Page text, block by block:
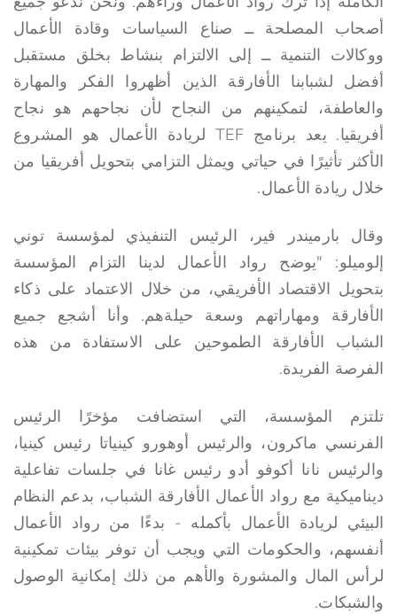
أصحاب المصلحة ــ صناع السياسات وقادة الأعمال
ووكالات التنمية ــ إلى الالتزام بنشاط بخلق مستقبل
أفضل لشبابنا الأفارقة الذين أظهروا الفكر والمهارة
والعاطفة، لتمكينهم من النجاح لأن نجاحهم هو نجاح
أفريقيا. يعد برنامج TEF لريادة الأعمال هو المشروع
الأكثر تأثيرًا في حياتي ويمثل التزامي بتحويل أفريقيا من
خلال ريادة الأعمال.
وقال بارميندر فير، الرئيس التنفيذي لمؤسسة توني
إلوميلو: "يوضح رواد الأعمال لدينا التزام المؤسسة
بتحويل الاقتصاد الأفريقي، من خلال الاعتماد على ذكاء
الأفارقة ومهاراتهم وسعة حيلةهم. وأنا أشجع جميع
الشباب الأفارقة الطموحين على الاستفادة من هذه
الفرصة الفريدة.
تلتزم المؤسسة، التي استضافت مؤخرًا الرئيس
الفرنسي ماكرون، والرئيس أوهورو كينياتا رئيس كينيا،
والرئيس نانا أكوفو أدو رئيس غانا في جلسات تفاعلية
ديناميكية مع رواد الأعمال الأفارقة الشباب، بدعم النظام
البيئي لريادة الأعمال بأكمله - بدءًا من رواد الأعمال
أنفسهم، والحكومات التي ويجب أن توفر بيئات تمكينية
لرأس المال والمشورة والأهم من ذلك إمكانية الوصول
والشبكات.